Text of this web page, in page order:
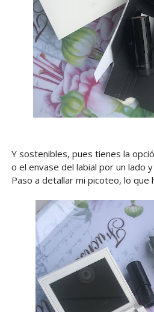
Y sostenibles, pues tienes la
o el envase del labial por un lado
Paso a detallar mi picoteo, lo que